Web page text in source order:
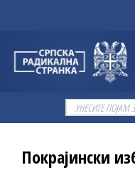
Покрајински